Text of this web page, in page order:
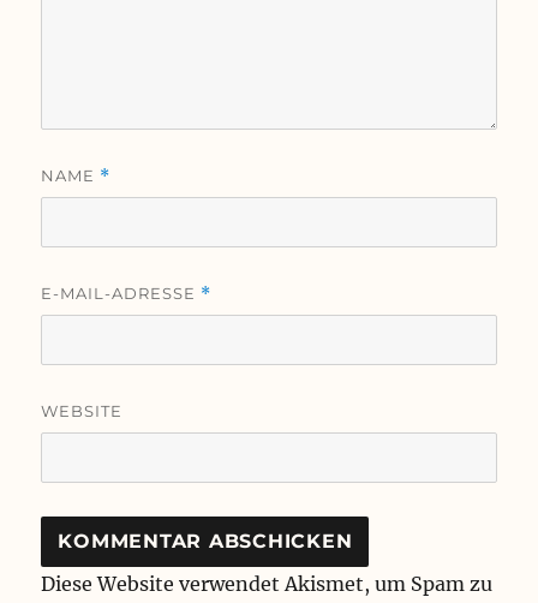
NAME *
E-MAIL-ADRESSE *
WEBSITE
Diese Website verwendet Akismet, um Spam zu